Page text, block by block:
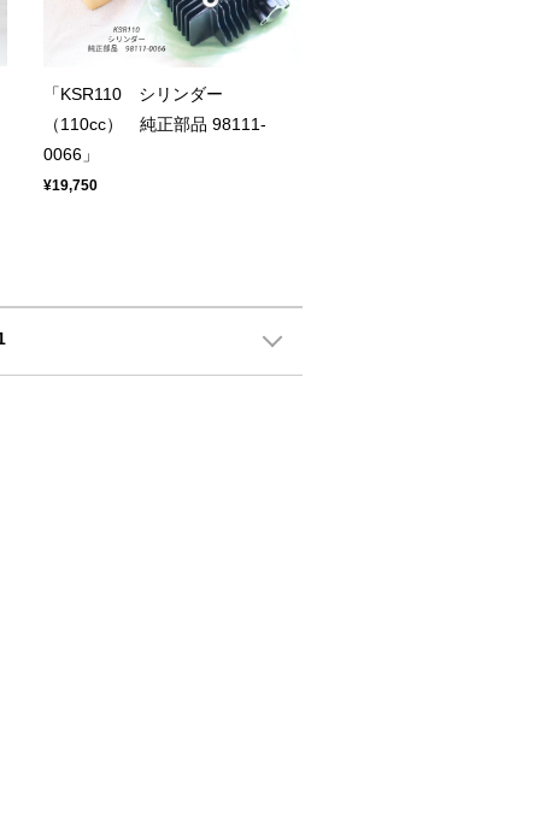
「KSR110 シリンダー
（110cc） 純正部品 98111-
0066」
¥19,750